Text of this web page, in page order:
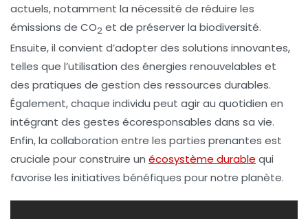
actuels, notamment la nécessité de réduire les
émissions de CO2 et de préserver la biodiversité.
Ensuite, il convient d’adopter des solutions innovantes,
telles que l’utilisation des énergies renouvelables et
des pratiques de gestion des ressources durables.
Également, chaque individu peut agir au quotidien en
intégrant des gestes écoresponsables dans sa vie.
Enfin, la collaboration entre les parties prenantes est
cruciale pour construire un écosystème durable qui
favorise les initiatives bénéfiques pour notre planète.